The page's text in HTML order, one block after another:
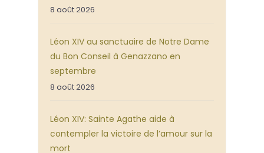
8 août 2026
Léon XIV au sanctuaire de Notre Dame
du Bon Conseil à Genazzano en
septembre
8 août 2026
Léon XIV: Sainte Agathe aide à
contempler la victoire de l’amour sur la
mort